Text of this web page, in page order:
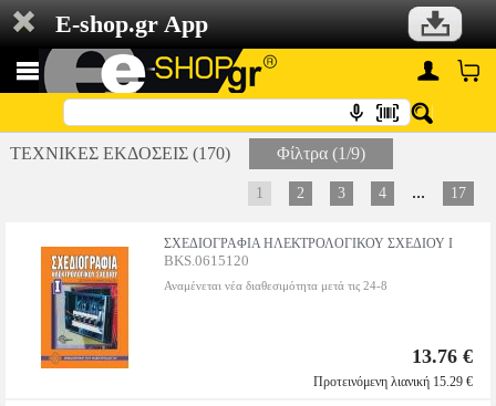
E-shop.gr App
ΤΕΧΝΙΚΕΣ ΕΚΔΟΣΕΙΣ (170) Φίλτρα (1/9)
1 2 3 4 ... 17
ΣΧΕΔΙΟΓΡΑΦΙΑ ΗΛΕΚΤΡΟΛΟΓΙΚΟΥ ΣΧΕΔΙΟΥ Ι
BKS.0615120
Αναμένεται νέα διαθεσιμότητα μετά τις 24-8
13.76 €
Προτεινόμενη λιανική 15.29 €